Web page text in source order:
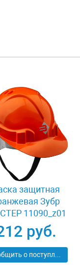
защитная
Зубр
11090_z01
руб.
Сообщить о поступлении